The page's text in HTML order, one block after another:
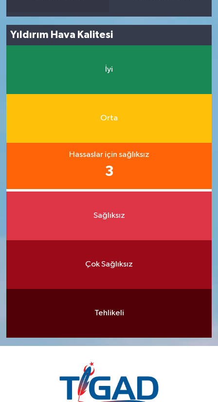
Yıldırım Hava Kalitesi
İyi
Orta
Hassaslar için sağlıksız
3
Sağlıksız
Çok Sağlıksız
Tehlikeli